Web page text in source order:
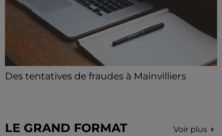
Des tentatives de fraudes à Mainvilliers
LE GRAND FORMAT Voir plus